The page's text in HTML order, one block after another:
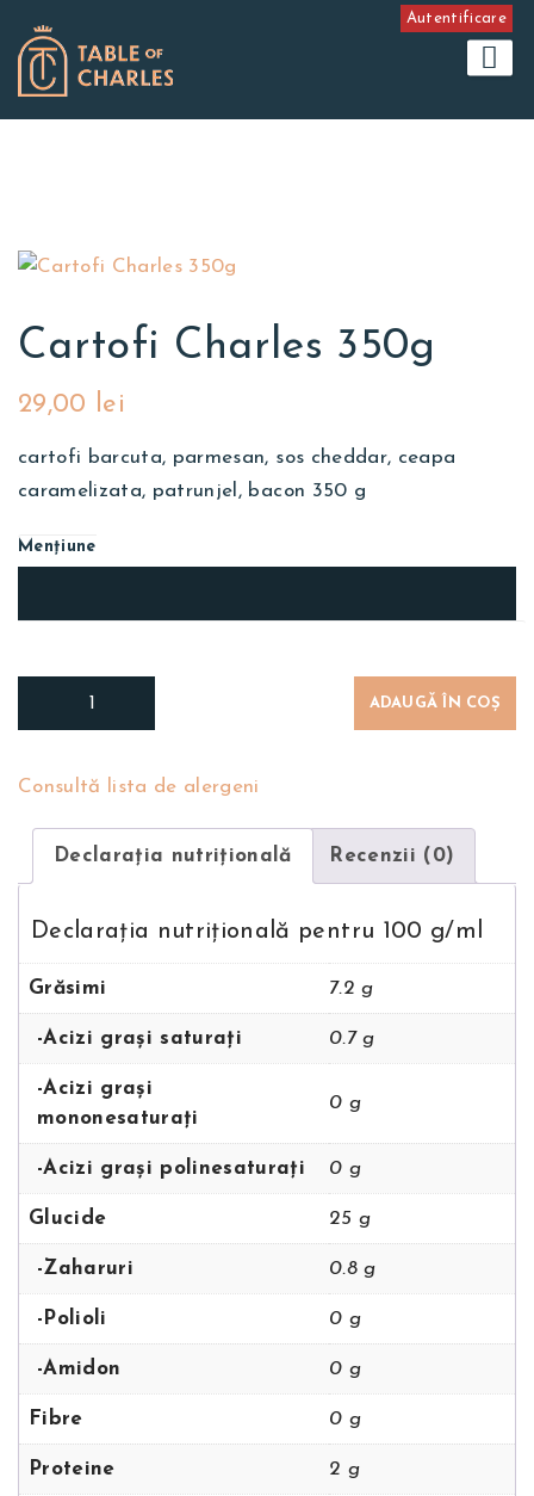
Autentificare
Cartofi Charles 350g
29,00 lei
cartofi barcuta, parmesan, sos cheddar, ceapa
caramelizata, patrunjel, bacon 350 g
Mențiune
ADAUGĂ ÎN COȘ
Consultă lista de alergeni
Declarația nutriţională Recenzii (0)
Declarația nutriţională pentru 100 g/ml
Grăsimi 7.2 g
-Acizi grași saturați 0.7 g
-Acizi grași
mononesaturați
0 g
-Acizi grași polinesaturați 0 g
Glucide 25 g
-Zaharuri 0.8 g
-Polioli 0 g
-Amidon 0 g
Fibre 0 g
Proteine 2 g